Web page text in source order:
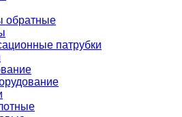
обратные
патрубки